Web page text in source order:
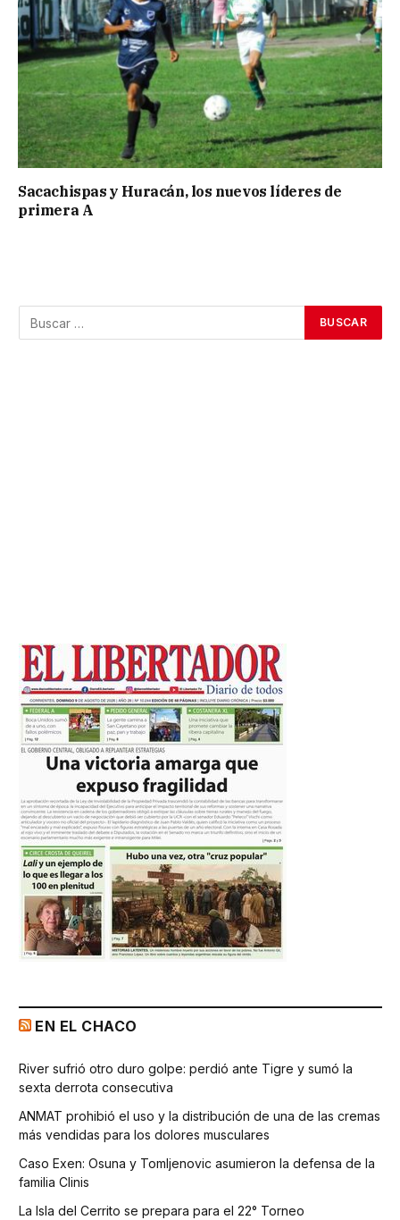
Sacachispas y Huracán, los nuevos líderes de
primera A
EN EL CHACO
River sufrió otro duro golpe: perdió ante Tigre y sumó la
sexta derrota consecutiva
ANMAT prohibió el uso y la distribución de una de las cremas
más vendidas para los dolores musculares
Caso Exen: Osuna y Tomljenovic asumieron la defensa de la
familia Clinis
La Isla del Cerrito se prepara para el 22° Torneo